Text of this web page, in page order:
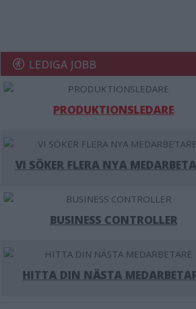
LEDIGA JOBB
PRODUKTIONSLEDARE
VI SÖKER FLERA NYA
BUSINESS CONTROLLER
HITTA DIN NÄSTA